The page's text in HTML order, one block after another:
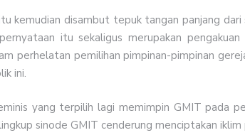
kemudian disambut tepuk tangan panjang
itu sekaligus merupakan
perhelatan pemilihan pimpinan-pimpinan
ini.
yang terpilih lagi memimpin GMIT pada
sinode GMIT cenderung menciptakan